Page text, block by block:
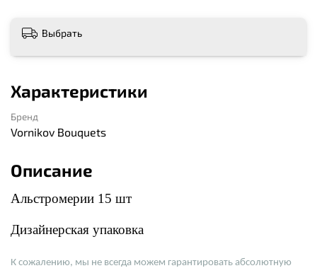
Выбрать
Характеристики
Бренд
Vornikov Bouquets
Описание
Альстромерии 15 шт
Дизайнерская упаковка
К сожалению, мы не всегда можем гарантировать абсолютную